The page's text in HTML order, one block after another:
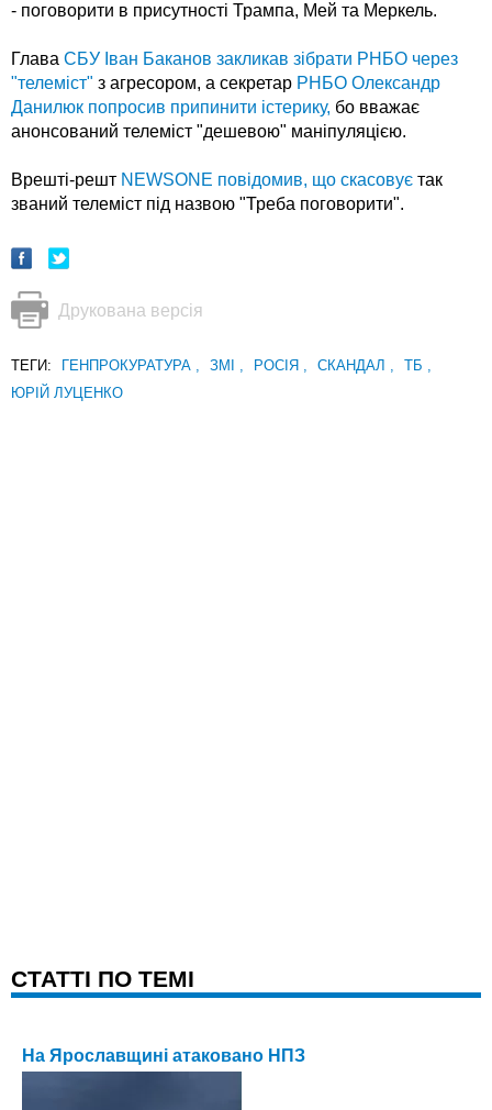
- поговорити в присутності Трампа, Мей та Меркель.
Глава СБУ Іван Баканов закликав зібрати РНБО через
"телеміст" з агресором, а секретар РНБО Олександр
Данилюк попросив припинити істерику, бо вважає
анонсований телеміст "дешевою" маніпуляцією.
Врешті-решт NEWSONE повідомив, що скасовує так
званий телеміст під назвою "Треба поговорити".
Друкована версія
ТЕГИ: ГЕНПРОКУРАТУРА , ЗМІ , РОСІЯ , СКАНДАЛ , ТБ ,
ЮРІЙ ЛУЦЕНКО
CТАТТІ ПО ТЕМІ
На Ярославщині атаковано НПЗ